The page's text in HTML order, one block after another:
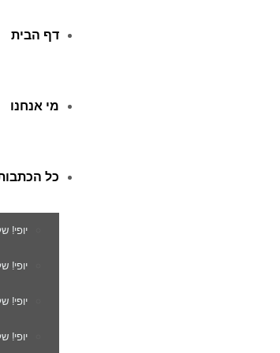
דף הבית
מי אנחנו
כל
יופי!
יופי!
יופי!
יופי!